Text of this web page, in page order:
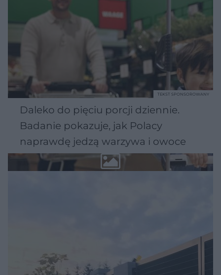
Daleko do pięciu porcji dziennie.
Badanie pokazuje, jak Polacy
naprawdę jedzą warzywa i owoce
TEKST SPONSOROWANY